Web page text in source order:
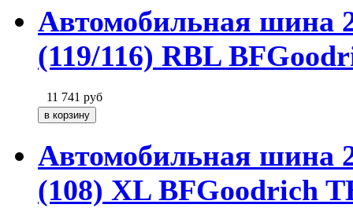
Автомобильная шина
(119/116) RBL
11 741 руб
Автомобильная шина
(108) XL BFGoodrich